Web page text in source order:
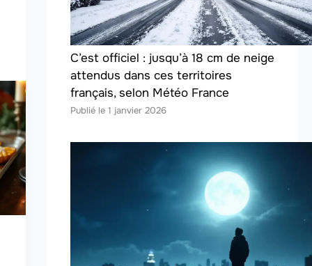
C’est officiel : jusqu’à 18 cm de neige
attendus dans ces territoires
français, selon Météo France
1 janvier 2026